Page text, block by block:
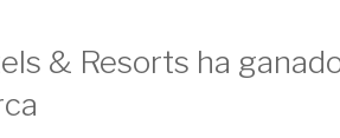
& Resorts ha